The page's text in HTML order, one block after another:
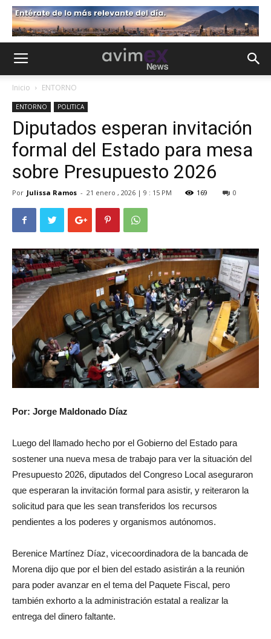
Inicio ENTORNO
ENTORNO POLITICA
Diputados esperan invitación
formal del Estado para mesa
sobre Presupuesto 2026
Por Julissa Ramos - 21 enero , 2026 | 9 : 15 PM 169 0
Por: Jorge Maldonado Díaz
Luego del llamado hecho por el Gobierno del Estado para
sostener una nueva mesa de trabajo para ver la situación del
Presupuesto 2026, diputados del Congreso Local aseguraron
que esperaran la invitación formal para asistir, y reiteraron la
solicitud para que les sean transferidos los recursos
pendientes a los poderes y organismos autónomos.
Berenice Martínez Díaz, vicecoordinadora de la bancada de
Morena dijo que por el bien del estado asistirán a la reunión
para poder avanzar en el tema del Paquete Fiscal, pero
también exhorto a la administración estatal a realizar la
entrega del dinero faltante.